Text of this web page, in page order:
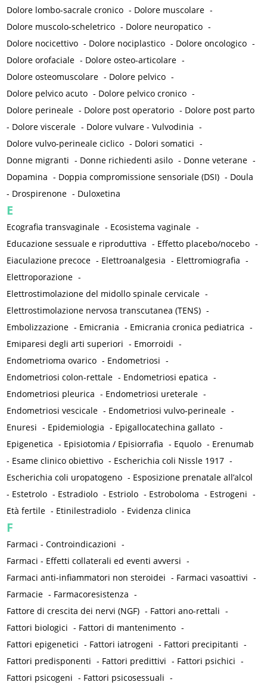
Dolore lombo-sacrale cronico - Dolore muscolare -
Dolore muscolo-scheletrico - Dolore neuropatico -
Dolore nocicettivo - Dolore nociplastico - Dolore oncologico -
Dolore orofaciale - Dolore osteo-articolare -
Dolore osteomuscolare - Dolore pelvico -
Dolore pelvico acuto - Dolore pelvico cronico -
Dolore perineale - Dolore post operatorio - Dolore post parto
- Dolore viscerale - Dolore vulvare - Vulvodinia -
Dolore vulvo-perineale ciclico - Dolori somatici -
Donne migranti - Donne richiedenti asilo - Donne veterane -
Dopamina - Doppia compromissione sensoriale (DSI) - Doula
- Drospirenone - Duloxetina
E
Ecografia transvaginale - Ecosistema vaginale -
Educazione sessuale e riproduttiva - Effetto placebo/nocebo -
Eiaculazione precoce - Elettroanalgesia - Elettromiografia -
Elettroporazione -
Elettrostimolazione del midollo spinale cervicale -
Elettrostimolazione nervosa transcutanea (TENS) -
Embolizzazione - Emicrania - Emicrania cronica pediatrica -
Emiparesi degli arti superiori - Emorroidi -
Endometrioma ovarico - Endometriosi -
Endometriosi colon-rettale - Endometriosi epatica -
Endometriosi pleurica - Endometriosi ureterale -
Endometriosi vescicale - Endometriosi vulvo-perineale -
Enuresi - Epidemiologia - Epigallocatechina gallato -
Epigenetica - Episiotomia / Episiorrafia - Equolo - Erenumab
- Esame clinico obiettivo - Escherichia coli Nissle 1917 -
Escherichia coli uropatogeno - Esposizione prenatale all’alcol
- Estetrolo - Estradiolo - Estriolo - Estroboloma - Estrogeni -
Età fertile - Etinilestradiolo - Evidenza clinica
F
Farmaci - Controindicazioni -
Farmaci - Effetti collaterali ed eventi avversi -
Farmaci anti-infiammatori non steroidei - Farmaci vasoattivi -
Farmacie - Farmacoresistenza -
Fattore di crescita dei nervi (NGF) - Fattori ano-rettali -
Fattori biologici - Fattori di mantenimento -
Fattori epigenetici - Fattori iatrogeni - Fattori precipitanti -
Fattori predisponenti - Fattori predittivi - Fattori psichici -
Fattori psicogeni - Fattori psicosessuali -